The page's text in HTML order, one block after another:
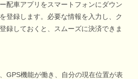
配車アプリをスマートフォンにダウン
登録します。必要な情報を入力し、ク
録しておくと、スムーズに決済できま
GPS機能が働き、自分の現在位置が表